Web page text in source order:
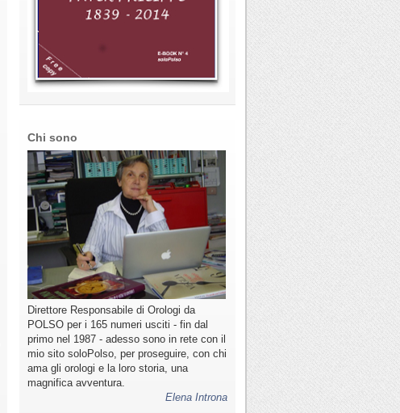
Chi sono
Direttore Responsabile di Orologi da
POLSO per i 165 numeri usciti - fin dal
primo nel 1987 - adesso sono in rete con il
mio sito soloPolso, per proseguire, con chi
ama gli orologi e la loro storia, una
magnifica avventura.
Elena Introna